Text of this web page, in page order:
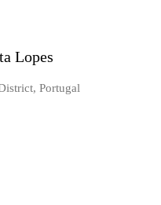
Lopes
Portugal